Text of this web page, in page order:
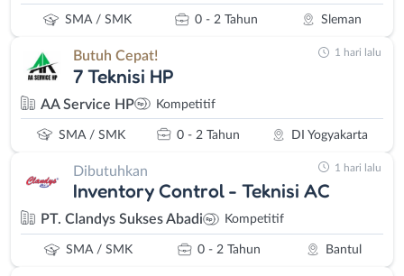
SMA / SMK 0 - 2 Tahun Sleman
Butuh Cepat!
7 Teknisi HP
AA Service HP Kompetitif
SMA / SMK 0 - 2 Tahun DI Yogyakarta
1 hari lalu
Dibutuhkan
Inventory Control - Teknisi AC
PT. Clandys Sukses Abadi Kompetitif
SMA / SMK 0 - 2 Tahun Bantul
1 hari lalu